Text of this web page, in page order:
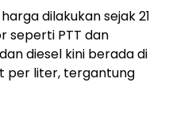
dilakukan sejak 21
seperti PTT dan
diesel kini berada di
per liter, tergantung